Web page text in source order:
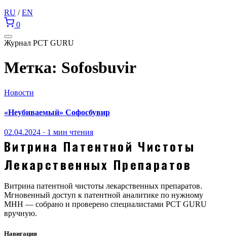
RU / EN
0
Журнал PCT GURU
Метка: Sofosbuvir
Новости
«Неубиваемый» Софосбувир
02.04.2024 · 1 мин чтения
Витрина Патентной Чистоты
Лекарственных Препаратов
Витрина патентной чистоты лекарственных препаратов.
Мгновенный доступ к патентной аналитике по нужному
МНН — собрано и проверено специалистами PCT GURU
вручную.
Навигация